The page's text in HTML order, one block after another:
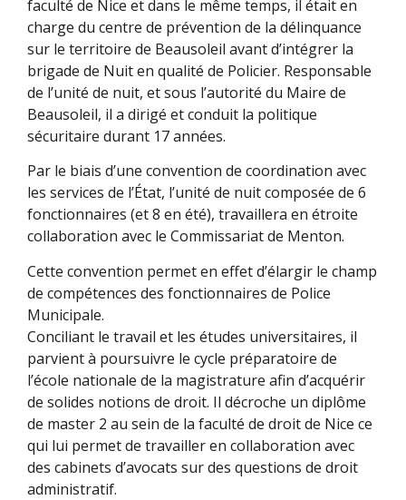
faculté de Nice et dans le même temps, il était en
charge du centre de prévention de la délinquance
sur le territoire de Beausoleil avant d’intégrer la
brigade de Nuit en qualité de Policier. Responsable
de l’unité de nuit, et sous l’autorité du Maire de
Beausoleil, il a dirigé et conduit la politique
sécuritaire durant 17 années.
Par le biais d’une convention de coordination avec
les services de l’État, l’unité de nuit composée de 6
fonctionnaires (et 8 en été), travaillera en étroite
collaboration avec le Commissariat de Menton.
Cette convention permet en effet d’élargir le champ
de compétences des fonctionnaires de Police
Municipale.
Conciliant le travail et les études universitaires, il
parvient à poursuivre le cycle préparatoire de
l’école nationale de la magistrature afin d’acquérir
de solides notions de droit. Il décroche un diplôme
de master 2 au sein de la faculté de droit de Nice ce
qui lui permet de travailler en collaboration avec
des cabinets d’avocats sur des questions de droit
administratif.